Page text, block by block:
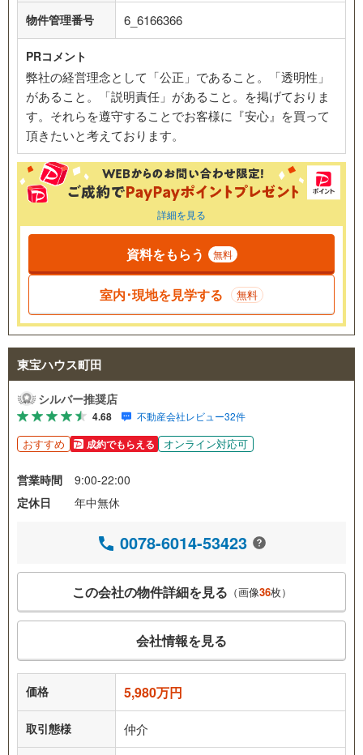
物件管理番号 6_6166366
PRコメント
弊社の経営理念として「公正」であること。「透明性」
があること。「説明責任」があること。を掲げておりま
す。それらを遵守することでお客様に『安心』を買って
頂きたいと考えております。
詳細を見る
資料をもらう 無料
室内･現地を見学する 無料
東宝ハウス町田
シルバー推奨店
4.68 不動産会社レビュー32件
おすすめ 成約でもらえる オンライン対応可
営業時間
9:00-22:00
定休日
年中無休
0078-6014-53423
この会社の物件詳細を見る （画像36枚）
会社情報を見る
価格 5,980万円
取引態様 仲介